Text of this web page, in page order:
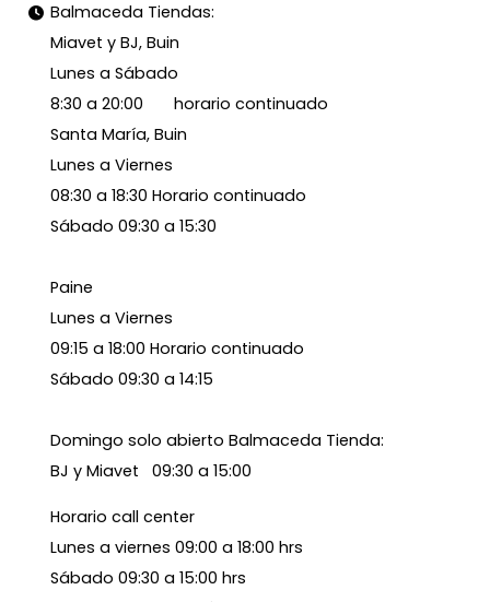
Balmaceda Tiendas:
Miavet y BJ, Buin
Lunes a Sábado
8:30 a 20:00 horario continuado
Santa María, Buin
Lunes a Viernes
08:30 a 18:30 Horario continuado
Sábado 09:30 a 15:30
Paine
Lunes a Viernes
09:15 a 18:00 Horario continuado
Sábado 09:30 a 14:15
Domingo solo abierto Balmaceda Tienda:
BJ y Miavet 09:30 a 15:00
Horario call center
Lunes a viernes 09:00 a 18:00 hrs
Sábado 09:30 a 15:00 hrs